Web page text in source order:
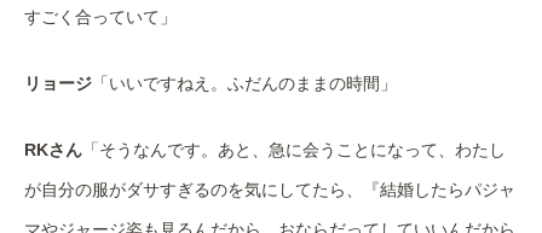
すごく合っていて」
リョージ 「いいですねえ。ふだんのままの時間」
RKさん 「そうなんです。あと、急に会うことになって、わたし
が自分の服がダサすぎるのを気にしてたら、『結婚したらパジャ